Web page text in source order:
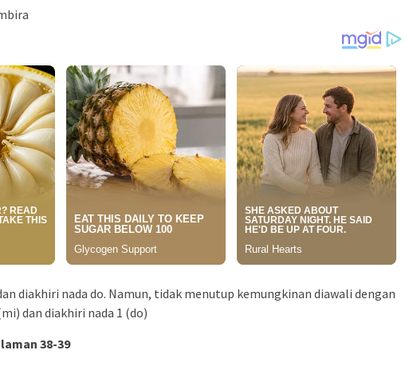
diakhiri nada do. Namun, tidak menutup kemungkinan diawali dengan
dan diakhiri nada 1 (do)
38-39